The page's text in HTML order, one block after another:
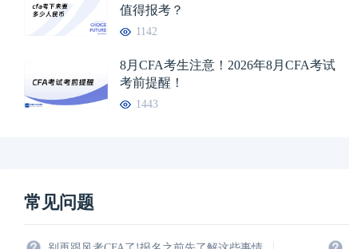
值得报考？
1142
8月CFA考生注意！2026年8月CFA考试
考前提醒！
1443
常见问题